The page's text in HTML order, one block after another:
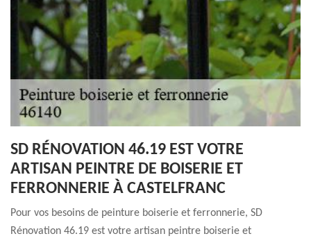
SD RÉNOVATION 46.19 EST VOTRE
ARTISAN PEINTRE DE BOISERIE ET
FERRONNERIE À CASTELFRANC
Pour vos besoins de peinture boiserie et ferronnerie, SD
Rénovation 46.19 est votre artisan peintre boiserie et